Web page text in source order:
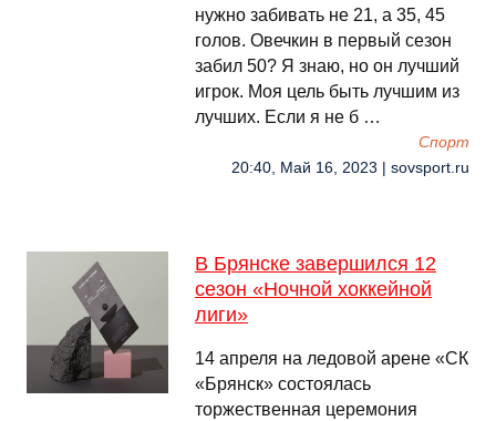
нужно забивать не 21, а 35, 45
голов. Овечкин в первый сезон
забил 50? Я знаю, но он лучший
игрок. Моя цель быть лучшим из
лучших. Если я не б …
Спорт
20:40, Май 16, 2023 | sovsport.ru
В Брянске завершился 12
сезон «Ночной хоккейной
лиги»
14 апреля на ледовой арене «СК
«Брянск» состоялась
торжественная церемония